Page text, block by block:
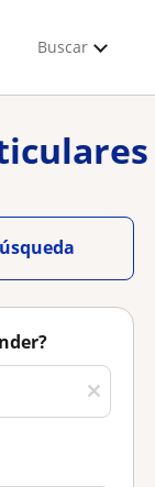
Buscar